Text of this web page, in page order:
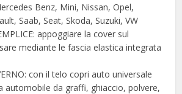
Benz, Mini, Nissan, Opel,
Saab, Seat, Skoda, Suzuki, VW
appoggiare la cover sul
mediante le fascia elastica integrata
con il telo copri auto universale
automobile da graffi, ghiaccio, polvere,